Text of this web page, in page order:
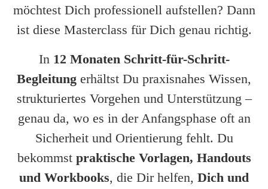
möchtest Dich professionell aufstellen? Dann
ist diese Masterclass für Dich genau richtig.
In 12 Monaten Schritt-für-Schritt-
Begleitung erhältst Du praxisnahes Wissen,
strukturiertes Vorgehen und Unterstützung –
genau da, wo es in der Anfangsphase oft an
Sicherheit und Orientierung fehlt. Du
bekommst praktische Vorlagen, Handouts
und Workbooks, die Dir helfen, Dich und